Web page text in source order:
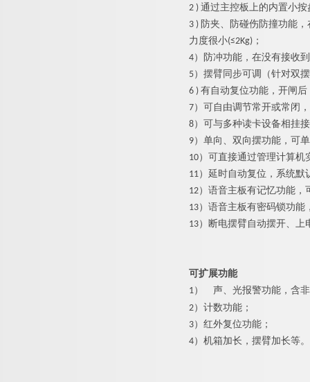
2 ) 通过主控板上的内置小
3 ) 防夹、防碰伤防撞功能
力度很小(≤2Kg)；
4）防冲功能，在没有接收
5）摆臂同步可调（针对双
6 ) 有自动复位功能，开闸
7）可自由调节常开或常闭
8）可与多种读卡设备相挂
9）单向、双向摆功能，可
10）可直接通过管理计算机
11）延时自动复位，系统默
12）语音主板有记忆功能，
13）语音主板有密码锁功
13）断电摆臂自动摆开、
可扩展功能
1）
声、光报警功能，含
2）计数功能；
3）红外复位功能；
4）机箱加长，摆臂加长等。